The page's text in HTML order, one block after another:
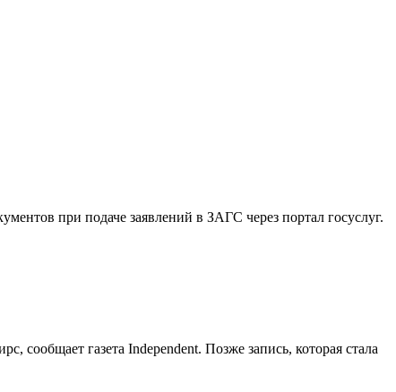
при подаче заявлений в ЗАГС через портал госуслуг.
газета Independent. Позже запись, которая стала